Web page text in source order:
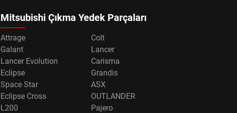
Mitsubishi Çıkma Yedek Parçaları
Attrage
Colt
Galant
Lancer
Lancer Evolution
Carisma
Eclipse
Grandis
Space Star
ASX
Eclipse Cross
OUTLANDER
L200
Pajero